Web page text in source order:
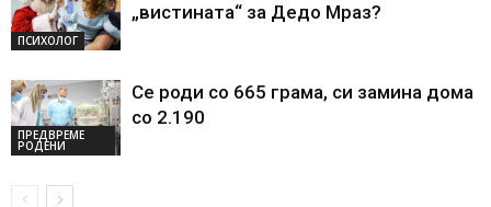
ПСИХОЛОГ
„вистината“ за Дедо Мраз?
ПРЕДВРЕМЕ
РОДЕНИ
Се роди со 665 грама, си замина дома
со 2.190